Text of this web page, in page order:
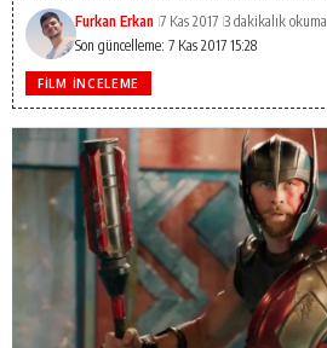
Son güncelleme: 7 Kas 2017 15:28
Furkan Erkan 7 Kas 2017 3 dakikalık okuma
FILM İNCELEME